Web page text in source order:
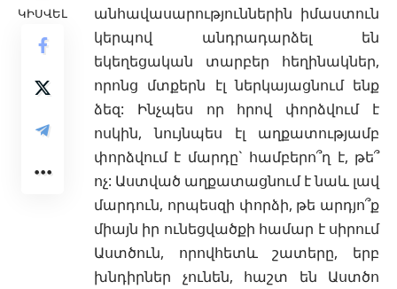
ԿԻՍՎԵԼ
անհավասարություններին իմաստուն
կերպով անդրադարձել են
եկեղեցական տարբեր հեղինակներ,
որոնց մտքերն էլ ներկայացնում ենք
ձեզ: Ինչպես որ հրով փորձվում է
ոսկին, նույնպես էլ աղքատությամբ
փորձվում է մարդը` համբերո՞ղ է, թե՞
ոչ: Աստված աղքատացնում է նաև լավ
մարդուն, որպեսզի փորձի, թե արդյո՞ք
միայն իր ունեցվածքի համար է սիրում
Աստծուն, որովհետև շատերը, երբ
խնդիրներ չունեն, հաշտ են Աստծո